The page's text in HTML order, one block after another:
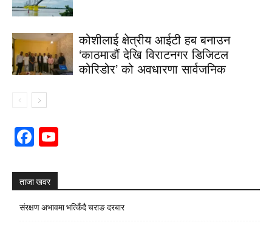
कोशीलाई क्षेत्रीय आईटी हब बनाउन
‘काठमाडौं देखि विराटनगर डिजिटल
कोरिडोर’ को अवधारणा सार्वजनिक
Facebook
ताजा खवर
संरक्षण अभावमा भत्किँदै चराङ दरबार